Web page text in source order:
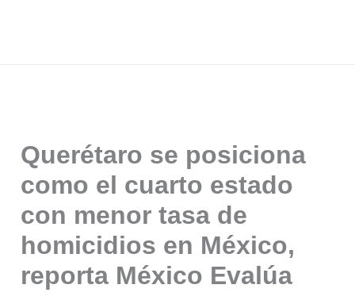
Querétaro se posiciona
como el cuarto estado
con menor tasa de
homicidios en México,
reporta México Evalúa